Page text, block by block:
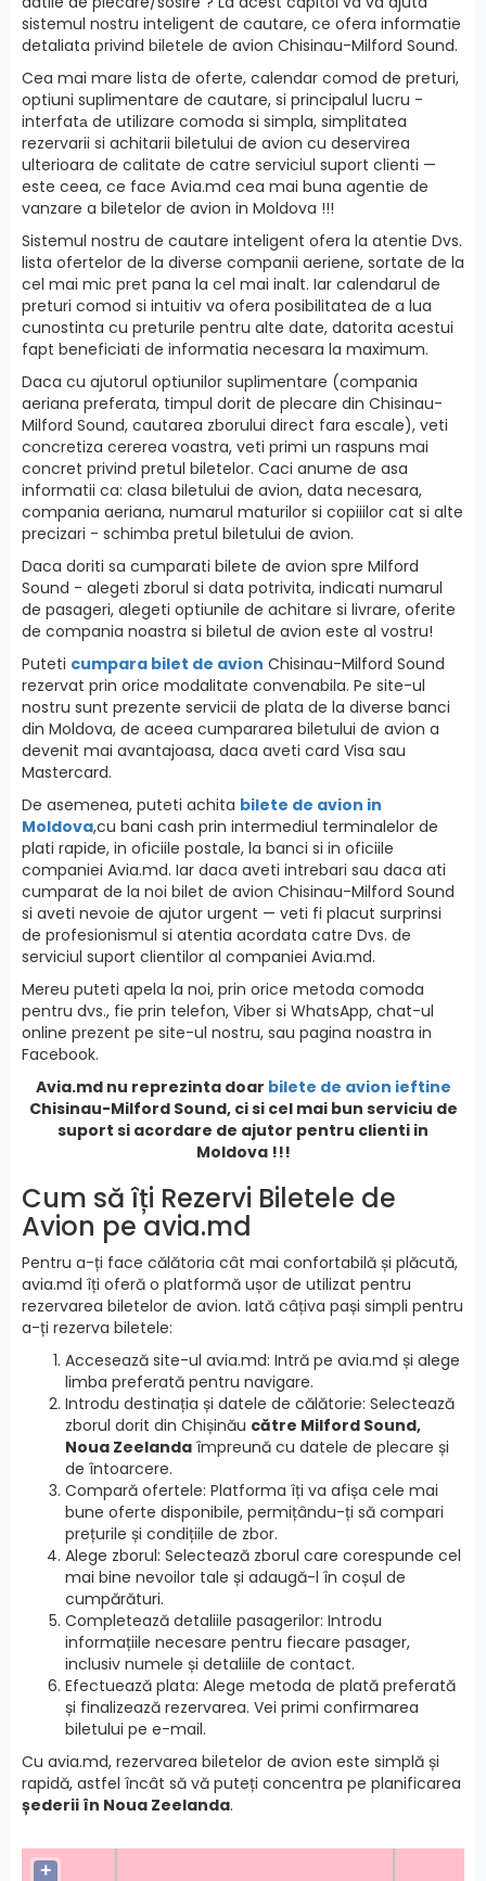
sistemul nostru inteligent de cautare, ce ofera informatie
detaliata privind biletele de avion Chisinau-Milford Sound.
Cea mai mare lista de oferte, calendar comod de preturi,
optiuni suplimentare de cautare, si principalul lucru -
interfatа de utilizare comoda si simpla, simplitatea
rezervarii si achitarii biletului de avion cu deservirea
ulterioara de calitate de catre serviciul suport clienti —
este ceea, ce face Avia.md cea mai buna agentie de
vanzare a biletelor de avion in Moldova !!!
Sistemul nostru de cautare inteligent ofera la atentie Dvs.
lista ofertelor de la diverse companii aeriene, sortate de la
cel mai mic pret pana la cel mai inalt. Iar calendarul de
preturi comod si intuitiv va ofera posibilitatea de a lua
cunostinta cu preturile pentru alte date, datorita acestui
fapt beneficiati de informatia necesara la maximum.
Daca cu ajutorul optiunilor suplimentare (compania
aeriana preferata, timpul dorit de plecare din Chisinau-
Milford Sound, cautarea zborului direct fara escale), veti
concretiza cererea voastra, veti primi un raspuns mai
concret privind pretul biletelor. Caci anume de asa
informatii ca: clasa biletului de avion, data necesara,
compania aeriana, numarul maturilor si copiiilor cat si alte
precizari - schimba pretul biletului de avion.
Daca doriti sa cumparati bilete de avion spre Milford
Sound - alegeti zborul si data potrivita, indicati numarul
de pasageri, alegeti optiunile de achitare si livrare, oferite
de compania noastra si biletul de avion este al vostru!
Puteti cumpara bilet de avion Chisinau-Milford Sound
rezervat prin orice modalitate convenabila. Pe site-ul
nostru sunt prezente servicii de plata de la diverse banci
din Moldova, de aceea cumpararea biletului de avion a
devenit mai avantajoasa, daca aveti card Visa sau
Mastercard.
De asemenea, puteti achita bilete de avion in
Moldova,cu bani cash prin intermediul terminalelor de
plati rapide, in oficiile postale, la banci si in oficiile
companiei Avia.md. Iar daca aveti intrebari sau daca ati
cumparat de la noi bilet de avion Chisinau-Milford Sound
si aveti nevoie de ajutor urgent — veti fi placut surprinsi
de profesionismul si atentia acordata catre Dvs. de
serviciul suport clientilor al companiei Avia.md.
Mereu puteti apela la noi, prin orice metoda comoda
pentru dvs., fie prin telefon, Viber si WhatsApp, chat-ul
online prezent pe site-ul nostru, sau pagina noastra in
Facebook.
Avia.md nu reprezinta doar bilete de avion ieftine
Chisinau-Milford Sound, ci si cel mai bun serviciu de
suport si acordare de ajutor pentru clienti in
Moldova !!!
Cum să îți Rezervi Biletele de
Avion pe avia.md
Pentru a-ți face călătoria cât mai confortabilă și plăcută,
avia.md îți oferă o platformă ușor de utilizat pentru
rezervarea biletelor de avion. Iată câțiva pași simpli pentru
a-ți rezerva biletele:
Accesează site-ul avia.md: Intră pe avia.md și alege
limba preferată pentru navigare.
Introdu destinația și datele de călătorie: Selectează
zborul dorit din Chișinău către Milford Sound,
Noua Zeelanda împreună cu datele de plecare și
de întoarcere.
Compară ofertele: Platforma îți va afișa cele mai
bune oferte disponibile, permițându-ți să compari
prețurile și condițiile de zbor.
Alege zborul: Selectează zborul care corespunde cel
mai bine nevoilor tale și adaugă-l în coșul de
cumpărături.
Completează detaliile pasagerilor: Introdu
informațiile necesare pentru fiecare pasager,
inclusiv numele și detaliile de contact.
Efectuează plata: Alege metoda de plată preferată
și finalizează rezervarea. Vei primi confirmarea
biletului pe e-mail.
Cu avia.md, rezervarea biletelor de avion este simplă și
rapidă, astfel încât să vă puteți concentra pe planificarea
șederii în Noua Zeelanda.
+